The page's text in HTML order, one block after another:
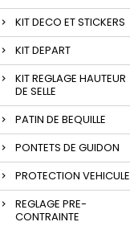
KIT DECO ET STICKERS
KIT DEPART
KIT REGLAGE HAUTEUR
DE SELLE
PATIN DE BEQUILLE
PONTETS DE GUIDON
PROTECTION VEHICULE
REGLAGE PRE-
CONTRAINTE